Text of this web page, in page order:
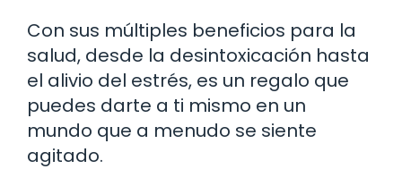
Con sus múltiples beneficios para la
salud, desde la desintoxicación hasta
el alivio del estrés, es un regalo que
puedes darte a ti mismo en un
mundo que a menudo se siente
agitado.